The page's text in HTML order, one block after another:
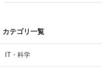
カテゴリ一覧
IT・科学